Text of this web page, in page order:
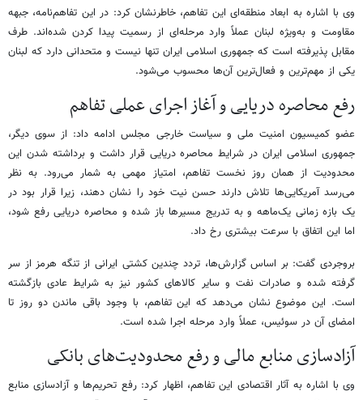
وی با اشاره به ابعاد منطقه‌ای این تفاهم، خاطرنشان کرد: در این تفاهم‌نامه، جبهه
مقاومت و به‌ویژه لبنان عملاً وارد مرحله‌ای از رسمیت‌ پیدا کردن شده‌اند. طرف
مقابل پذیرفته است که جمهوری اسلامی ایران تنها نیست و متحدانی دارد که لبنان
یکی از مهم‌ترین و فعال‌ترین آن‌ها محسوب می‌شود.
رفع محاصره دریایی و آغاز اجرای عملی تفاهم
عضو کمیسیون امنیت ملی و سیاست خارجی مجلس ادامه داد: از سوی دیگر،
جمهوری اسلامی ایران در شرایط محاصره دریایی قرار داشت و برداشته شدن این
محدودیت از همان روز نخست تفاهم، امتیاز مهمی به شمار می‌رود. به نظر
می‌رسد آمریکایی‌ها تلاش دارند حسن نیت خود را نشان دهند، زیرا قرار بود در
یک بازه زمانی یک‌ماهه و به تدریج مسیرها باز شده و محاصره دریایی رفع شود،
اما این اتفاق با سرعت بیشتری رخ داد.
بروجردی گفت: بر اساس گزارش‌ها، تردد چندین کشتی‌ ایرانی از تنگه هرمز از سر
گرفته شده و صادرات نفت و سایر کالاهای کشور نیز به شرایط عادی بازگشته
است. این موضوع نشان می‌دهد که این تفاهم، با وجود باقی ماندن دو روز تا
امضای آن در سوئیس، عملاً وارد مرحله اجرا شده است.
آزادسازی منابع مالی و رفع محدودیت‌های بانکی
وی با اشاره به آثار اقتصادی این تفاهم، اظهار کرد: رفع تحریم‌ها و آزادسازی منابع